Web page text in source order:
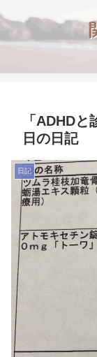
「ADHD
日の日記
日記